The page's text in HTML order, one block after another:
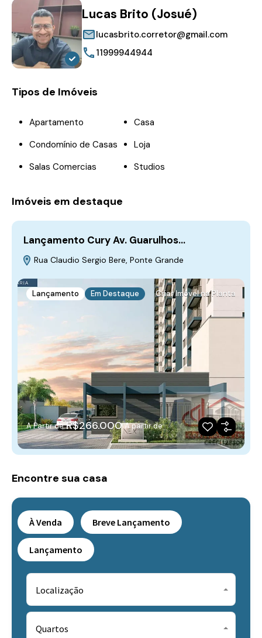
Lucas Brito (Josué)
lucasbrito.corretor@gmail.com
11999944944
Tipos de Imóveis
Apartamento
Casa
Condomínio de Casas
Loja
Salas Comercias
Studios
Imóveis em destaque
Lançamento Cury Av. Guarulhos…
Rua Claudio Sergio Bere, Ponte Grande
Lançamento Em Destaque Criar Imóvel na Planta
A Partir de R$266.000 A partir de
Encontre sua casa
À Venda Breve Lançamento
Lançamento
Localização
Quartos